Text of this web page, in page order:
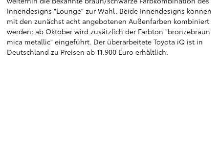
Innendesigns "Lounge" zur Wahl. Beide Innendesigns können
mit den zunächst acht angebotenen Außenfarben kombiniert
werden; ab Oktober wird zusätzlich der Farbton "bronzebraun
mica metallic" eingeführt. Der überarbeitete Toyota iQ ist in
Deutschland zu Preisen ab 11.900 Euro erhältlich.